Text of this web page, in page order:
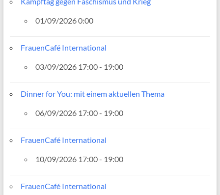
01/09/2026 0:00
FrauenCafé International
03/09/2026 17:00 - 19:00
Dinner for You: mit einem aktuellen Thema
06/09/2026 17:00 - 19:00
FrauenCafé International
10/09/2026 17:00 - 19:00
FrauenCafé International